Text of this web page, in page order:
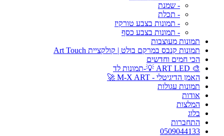
- שמנת
- תכלת
- תמונות בצבע טורקיז
- תמונות בצבע כסף
תמונות מעוצבות
תמונות קנבס במרקם בולט | קולקציית Art Touch
הכי חמים וחדשים
🎨 ART LED 💡-תמונות לד
האמן הדיגיטלי - M-X ART 🚀
תמונות עגולות
אודות
המלצות
בלוג
התחברות
0509044133